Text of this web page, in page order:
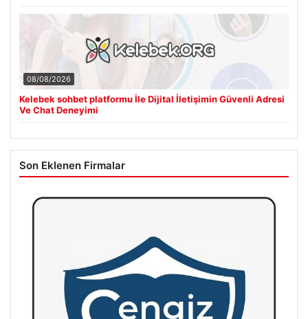
08/08/2026
Kelebek sohbet platformu İle Dijital İletişimin Güvenli Adresi
Ve Chat Deneyimi
Son Eklenen Firmalar